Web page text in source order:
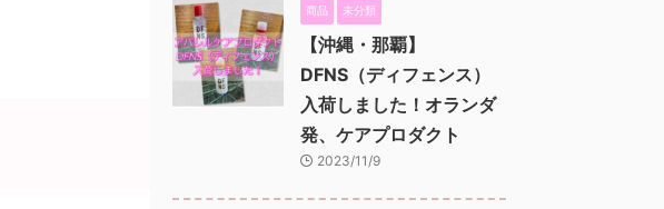
商品 未分類
【沖縄・那覇】
DFNS（ディフェンス）
入荷しました！オランダ
発、ケアプロダクト
2023/11/9